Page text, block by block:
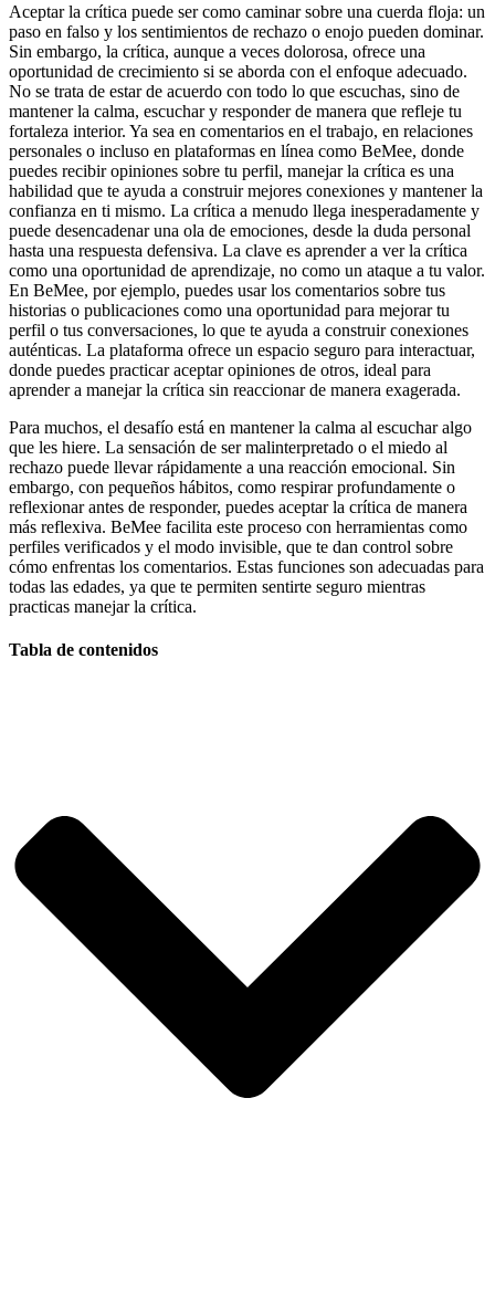
Aceptar la crítica puede ser como caminar sobre una cuerda floja: un
paso en falso y los sentimientos de rechazo o enojo pueden dominar.
Sin embargo, la crítica, aunque a veces dolorosa, ofrece una
oportunidad de crecimiento si se aborda con el enfoque adecuado.
No se trata de estar de acuerdo con todo lo que escuchas, sino de
mantener la calma, escuchar y responder de manera que refleje tu
fortaleza interior. Ya sea en comentarios en el trabajo, en relaciones
personales o incluso en plataformas en línea como BeMee, donde
puedes recibir opiniones sobre tu perfil, manejar la crítica es una
habilidad que te ayuda a construir mejores conexiones y mantener la
confianza en ti mismo. La crítica a menudo llega inesperadamente y
puede desencadenar una ola de emociones, desde la duda personal
hasta una respuesta defensiva. La clave es aprender a ver la crítica
como una oportunidad de aprendizaje, no como un ataque a tu valor.
En BeMee, por ejemplo, puedes usar los comentarios sobre tus
historias o publicaciones como una oportunidad para mejorar tu
perfil o tus conversaciones, lo que te ayuda a construir conexiones
auténticas. La plataforma ofrece un espacio seguro para interactuar,
donde puedes practicar aceptar opiniones de otros, ideal para
aprender a manejar la crítica sin reaccionar de manera exagerada.
Para muchos, el desafío está en mantener la calma al escuchar algo
que les hiere. La sensación de ser malinterpretado o el miedo al
rechazo puede llevar rápidamente a una reacción emocional. Sin
embargo, con pequeños hábitos, como respirar profundamente o
reflexionar antes de responder, puedes aceptar la crítica de manera
más reflexiva. BeMee facilita este proceso con herramientas como
perfiles verificados y el modo invisible, que te dan control sobre
cómo enfrentas los comentarios. Estas funciones son adecuadas para
todas las edades, ya que te permiten sentirte seguro mientras
practicas manejar la crítica.
Tabla de contenidos